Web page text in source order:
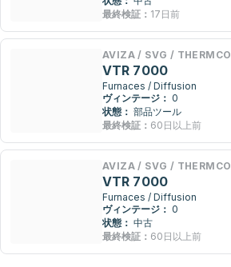
最終検証： 17日前
AVIZA / SVG / THERMCO
VTR 7000
Furnaces / Diffusion
ヴィンテージ： 0
状態： 部品ツール
最終検証： 60日以上前
AVIZA / SVG / THERMCO
VTR 7000
Furnaces / Diffusion
ヴィンテージ： 0
状態： 中古
最終検証： 60日以上前